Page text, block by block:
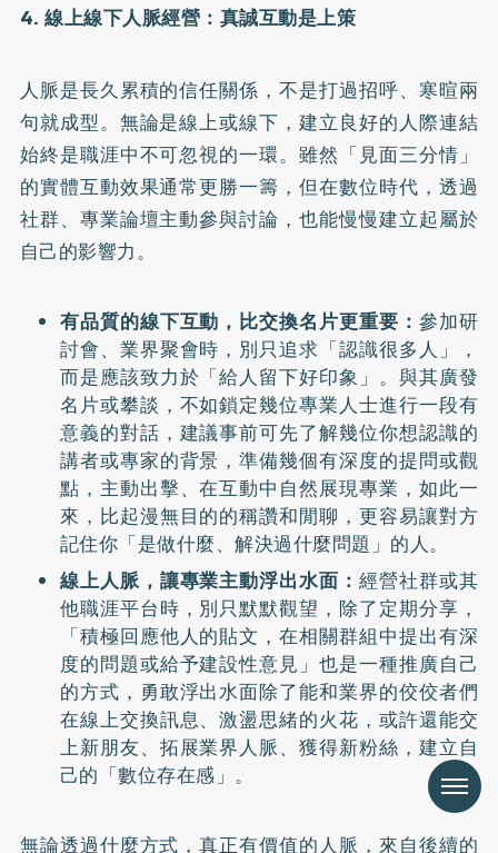
4. 線上線下人脈經營：真誠互動是上策
人脈是長久累積的信任關係，不是打過招呼、寒暄兩
句就成型。無論是線上或線下，建立良好的人際連結
始終是職涯中不可忽視的一環。雖然「見面三分情」
的實體互動效果通常更勝一籌，但在數位時代，透過
社群、專業論壇主動參與討論，也能慢慢建立起屬於
自己的影響力。
有品質的線下互動，比交換名片更重要： 參加研
討會、業界聚會時，別只追求「認識很多人」，
而是應該致力於「給人留下好印象」。與其廣發
名片或攀談，不如鎖定幾位專業人士進行一段有
意義的對話，建議事前可先了解幾位你想認識的
講者或專家的背景，準備幾個有深度的提問或觀
點，主動出擊、在互動中自然展現專業，如此一
來，比起漫無目的的稱讚和閒聊，更容易讓對方
記住你「是做什麼、解決過什麼問題」的人。
線上人脈，讓專業主動浮出水面： 經營社群或其
他職涯平台時，別只默默觀望，除了定期分享，
「積極回應他人的貼文，在相關群組中提出有深
度的問題或給予建設性意見」也是一種推廣自己
的方式，勇敢浮出水面除了能和業界的佼佼者們
在線上交換訊息、激盪思緒的火花，或許還能交
上新朋友、拓展業界人脈、獲得新粉絲，建立自
己的「數位存在感」。
無論透過什麼方式，真正有價值的人脈，來自後續的
Menu